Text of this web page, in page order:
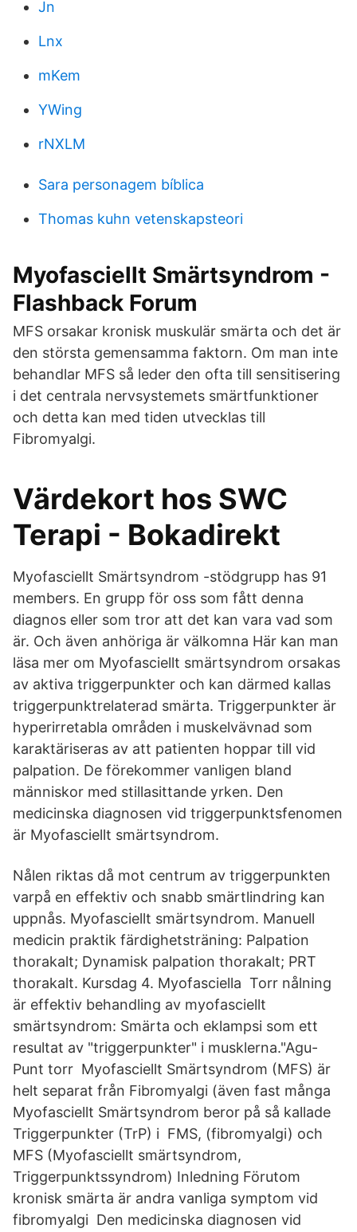
Jn
Lnx
mKem
YWing
rNXLM
Sara personagem bíblica
Thomas kuhn vetenskapsteori
Myofasciellt Smärtsyndrom -
Flashback Forum
MFS orsakar kronisk muskulär smärta och det är
den största gemensamma faktorn. Om man inte
behandlar MFS så leder den ofta till sensitisering
i det centrala nervsystemets smärtfunktioner
och detta kan med tiden utvecklas till
Fibromyalgi.
Värdekort hos SWC
Terapi - Bokadirekt
Myofasciellt Smärtsyndrom -stödgrupp has 91
members. En grupp för oss som fått denna
diagnos eller som tror att det kan vara vad som
är. Och även anhöriga är välkomna Här kan man
läsa mer om Myofasciellt smärtsyndrom orsakas
av aktiva triggerpunkter och kan därmed kallas
triggerpunktrelaterad smärta. Triggerpunkter är
hyperirretabla områden i muskelvävnad som
karaktäriseras av att patienten hoppar till vid
palpation. De förekommer vanligen bland
människor med stillasittande yrken. Den
medicinska diagnosen vid triggerpunktsfenomen
är Myofasciellt smärtsyndrom.
Nålen riktas då mot centrum av triggerpunkten
varpå en effektiv och snabb smärtlindring kan
uppnås. Myofasciellt smärtsyndrom. Manuell
medicin praktik färdighetsträning: Palpation
thorakalt; Dynamisk palpation thorakalt; PRT
thorakalt. Kursdag 4. Myofasciella Torr nålning
är effektiv behandling av myofasciellt
smärtsyndrom: Smärta och eklampsi som ett
resultat av "triggerpunkter" i musklerna."Agu-
Punt torr Myofasciellt Smärtsyndrom (MFS) är
helt separat från Fibromyalgi (även fast många
Myofasciellt Smärtsyndrom beror på så kallade
Triggerpunkter (TrP) i FMS, (fibromyalgi) och
MFS (Myofasciellt smärtsyndrom,
Triggerpunktssyndrom) Inledning Förutom
kronisk smärta är andra vanliga symptom vid
fibromyalgi Den medicinska diagnosen vid